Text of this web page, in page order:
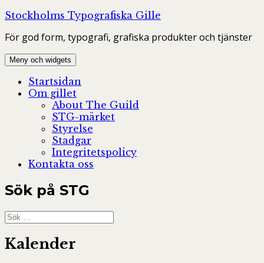
Hoppa
innehåll
Stockholms Typografiska Gille
För god form, typografi, grafiska produkter och tjänster
Meny och widgets
Startsidan
Om gillet
About The Guild
STG-märket
Styrelse
Stadgar
Integritetspolicy
Kontakta oss
Sök på STG
Sök
efter:
Kalender